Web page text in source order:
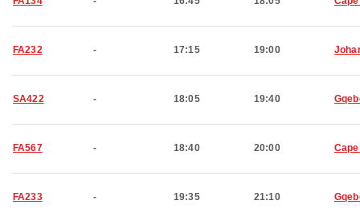
FA232 - 17:15 19:00
SA422 - 18:05 19:40
FA567 - 18:40 20:00
FA233 - 19:35 21:10